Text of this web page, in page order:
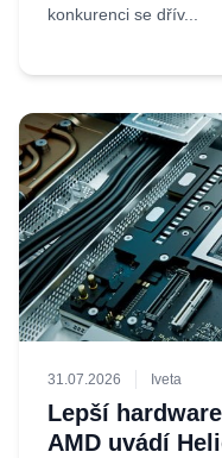
konkurenci se dřív...
31.07.2026 Iveta
Lepší
AMD uvádí